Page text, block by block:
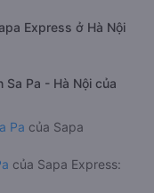
Express ở Hà Nội
Pa - Hà Nội của
Pa của Sapa
của Sapa Express: